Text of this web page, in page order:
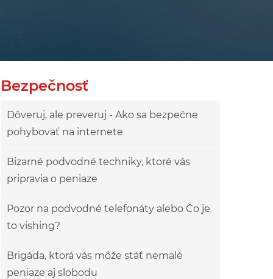
Bezpečnosť
Dôveruj, ale preveruj - Ako sa bezpečne
pohybovať na internete
Bizarné podvodné techniky, ktoré vás
pripravia o peniaze
Pozor na podvodné telefonáty alebo Čo je
to vishing?
Brigáda, ktorá vás môže stáť nemalé
peniaze aj slobodu